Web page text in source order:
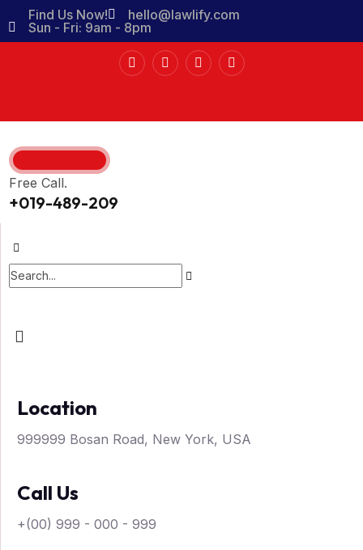
Find Us Now!
hello@lawlify.com
Sun - Fri: 9am - 8pm
Free Call.
+019-489-209
Location
999999 Bosan Road, New York, USA
Call Us
+(00) 999 - 000 - 999